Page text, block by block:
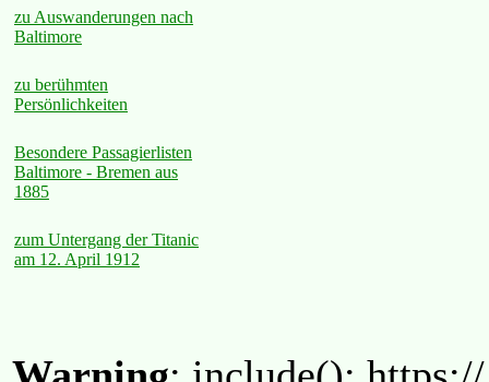
zu Auswanderungen nach
Baltimore
zu berühmten
Persönlichkeiten
Besondere Passagierlisten
Baltimore - Bremen aus
1885
zum Untergang der Titanic
am 12. April 1912